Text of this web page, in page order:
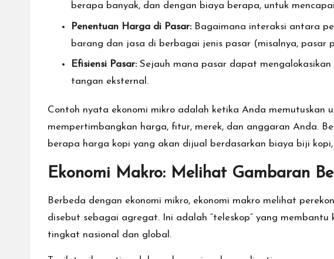
berapa banyak, dan dengan biaya berapa, untuk
Penentuan Harga di Pasar:Bagaimana interaksi antara
barang dan jasa di berbagai jenis pasar (misalnya, pasar
Efisiensi Pasar:Sejauh mana pasar dapat
tangan eksternal.
Contoh nyata ekonomi mikro adalah ketika Anda memutuskan
mempertimbangkan harga, fitur, merek, dan anggaran Anda.
berapa harga kopi yang akan dijual berdasarkan biaya biji
Ekonomi Makro: Melihat Gambaran
Berbeda dengan ekonomi mikro, ekonomi makro melihat
disebut sebagai agregat. Ini adalah “teleskop” yang
tingkat nasional dan global.